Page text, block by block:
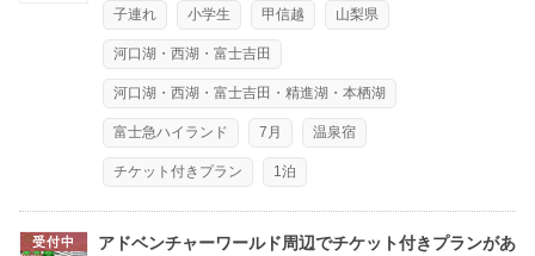
子連れ 小学生 甲信越 山梨県
河口湖・西湖・富士吉田
河口湖・西湖・富士吉田・精進湖・本栖湖
富士急ハイランド 7月 温泉宿
チケット付きプラン 1泊
受付中
アドベンチャーワールド周辺でチケット付きプランがあ